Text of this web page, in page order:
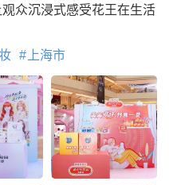
众沉浸式感受花王在生活
上海市